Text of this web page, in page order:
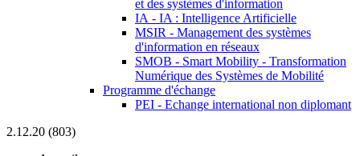
et des systèmes d'information
IA - IA : Intelligence Artificielle
MSIR - Management des systèmes
d'information en réseaux
SMOB - Smart Mobility - Transformation
Numérique des Systèmes de Mobilité
Programme d'échange
PEI - Echange international non diplomant
2.12.20 (803)